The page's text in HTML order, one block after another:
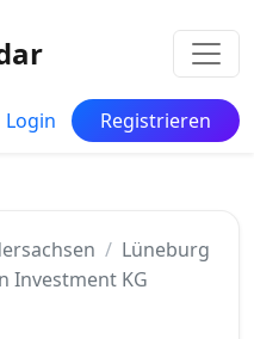
Login Registrieren
Lüneburg
Investment KG